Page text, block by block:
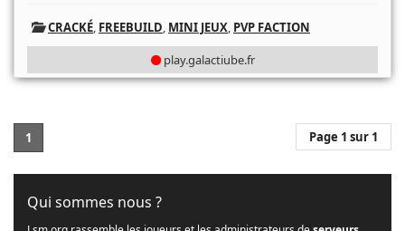
CRACKÉ, FREEBUILD, MINI JEUX, PVP FACTION
play.galactiube.fr
1 Page 1 sur 1
Qui sommes nous ?